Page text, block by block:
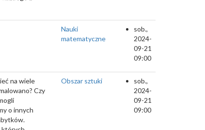
Nauki
matematyczne
sob.,
2024-
09-21
09:00
na wiele
Czy
o innych
Obszar sztuki
sob.,
2024-
09-21
09:00